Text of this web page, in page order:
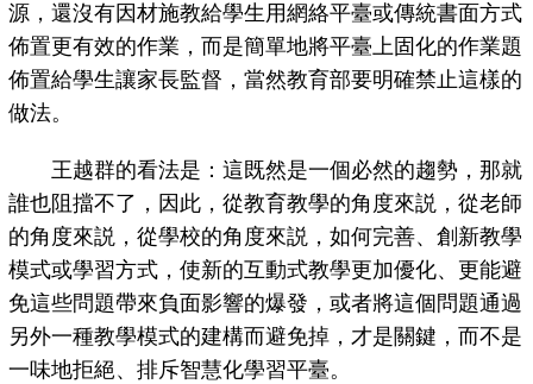
源，還沒有因材施教給學生用網絡平臺或傳統書面方式
佈置更有效的作業，而是簡單地將平臺上固化的作業題
佈置給學生讓家長監督，當然教育部要明確禁止這樣的
做法。
王越群的看法是：這既然是一個必然的趨勢，那就
誰也阻擋不了，因此，從教育教學的角度來説，從老師
的角度來説，從學校的角度來説，如何完善、創新教學
模式或學習方式，使新的互動式教學更加優化、更能避
免這些問題帶來負面影響的爆發，或者將這個問題通過
另外一種教學模式的建構而避免掉，才是關鍵，而不是
一味地拒絕、排斥智慧化學習平臺。